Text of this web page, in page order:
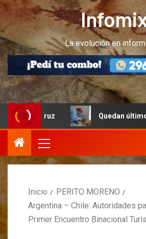
La evolución en
Cruz Quedan últimos
Inicio
PERITO MORENO
Argentina – Chile: Autoridades
Primer Encuentro Binacional